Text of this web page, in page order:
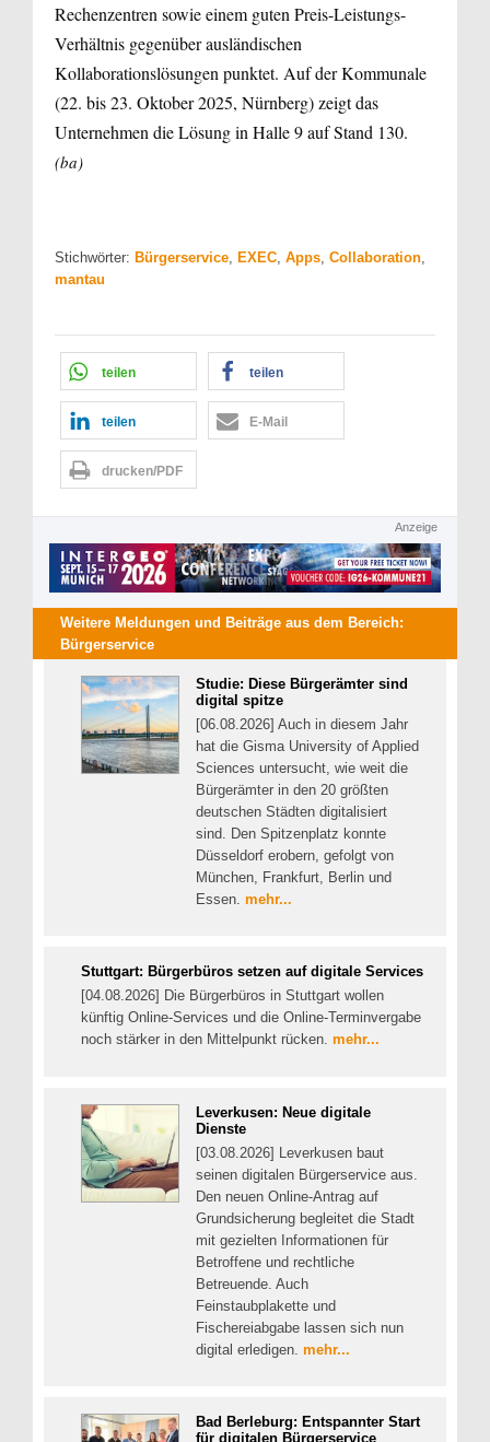
Rechenzentren sowie einem guten Preis-Leistungs-
Verhältnis gegenüber ausländischen
Kollaborationslösungen punktet. Auf der Kommunale
(22. bis 23. Oktober 2025, Nürnberg) zeigt das
Unternehmen die Lösung in Halle 9 auf Stand 130.
(ba)
Stichwörter: Bürgerservice EXEC Apps Collaboration
mantau
teilen teilen
teilen E-Mail
drucken/PDF
Anzeige
Weitere Meldungen und Beiträge aus dem Bereich:
Bürgerservice
Studie: Diese Bürgerämter sind
digital spitze
[06.08.2026] Auch in diesem Jahr
hat die Gisma University of Applied
Sciences untersucht, wie weit die
Bürgerämter in den 20 größten
deutschen Städten digitalisiert
sind. Den Spitzenplatz konnte
Düsseldorf erobern, gefolgt von
München, Frankfurt, Berlin und
Essen. mehr...
Stuttgart: Bürgerbüros setzen auf digitale Services
[04.08.2026] Die Bürgerbüros in Stuttgart wollen
künftig Online-Services und die Online-Terminvergabe
noch stärker in den Mittelpunkt rücken. mehr...
Leverkusen: Neue digitale
Dienste
[03.08.2026] Leverkusen baut
seinen digitalen Bürgerservice aus.
Den neuen Online-Antrag auf
Grundsicherung begleitet die Stadt
mit gezielten Informationen für
Betroffene und rechtliche
Betreuende. Auch
Feinstaubplakette und
Fischereiabgabe lassen sich nun
digital erledigen. mehr...
Bad Berleburg: Entspannter Start
für digitalen Bürgerservice